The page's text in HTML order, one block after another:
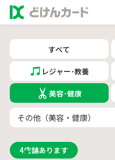
すべて
レジャー･教養
美容･健康
4店舗あります